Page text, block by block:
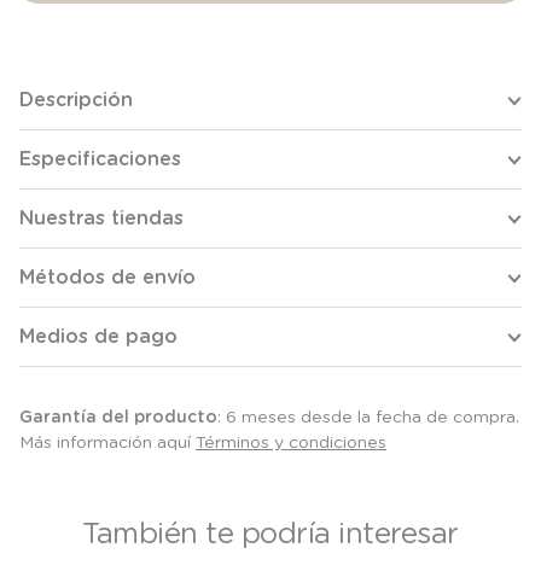
Descripción
Especificaciones
Nuestras tiendas
Métodos de envío
Medios de pago
Garantía del producto: 6 meses desde la fecha de compra.
Más información aquí Términos y condiciones
También te podría interesar